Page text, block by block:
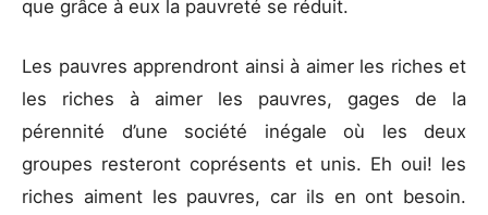
que grâce à eux la pauvreté se réduit.
Les pauvres apprendront ainsi à aimer les riches et
les riches à aimer les pauvres, gages de la
pérennité d’une société inégale où les deux
groupes resteront coprésents et unis. Eh oui! les
riches aiment les pauvres, car ils en ont besoin.